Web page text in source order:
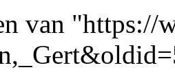
van "https://